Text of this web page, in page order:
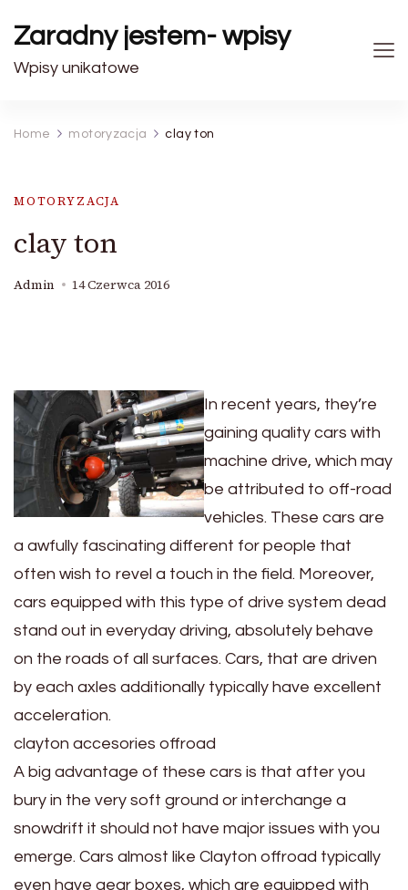
Zaradny jestem- wpisy
Wpisy unikatowe
Home motoryzacja clay ton
MOTORYZACJA
clay ton
Admin 14 Czerwca 2016
In recent years, they’re
gaining quality cars with
machine drive, which may
be attributed to off-road
vehicles. These cars are
a awfully fascinating different for people that
often wish to revel a touch in the field. Moreover,
cars equipped with this type of drive system dead
stand out in everyday driving, absolutely behave
on the roads of all surfaces. Cars, that are driven
by each axles additionally typically have excellent
acceleration.
clayton accesories offroad
A big advantage of these cars is that after you
bury in the very soft ground or interchange a
snowdrift it should not have major issues with you
emerge. Cars almost like Clayton offroad typically
even have gear boxes, which are equipped with